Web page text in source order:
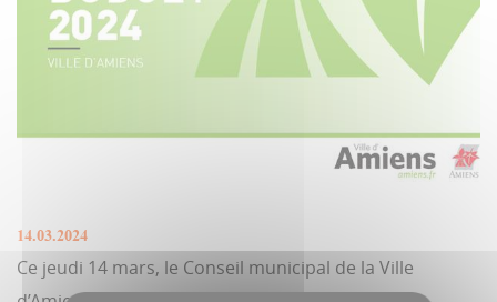
14.03.2024
Ce jeudi 14 mars, le Conseil municipal de la Ville